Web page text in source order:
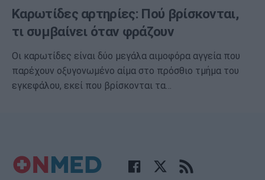
Καρωτίδες αρτηρίες: Πού βρίσκονται,
τι συμβαίνει όταν φράζουν
Οι καρωτίδες είναι δύο μεγάλα αιμοφόρα αγγεία που
παρέχουν οξυγονωμένο αίμα στο πρόσθιο τμήμα του
εγκεφάλου, εκεί που βρίσκονται τα…